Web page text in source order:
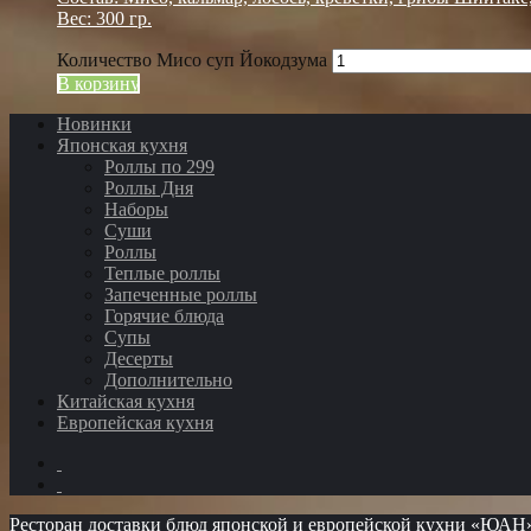
Вес: 300 гр.
Количество Мисо суп Йокодзума
В корзину
Новинки
Японская кухня
Роллы по 299
Роллы Дня
Наборы
Суши
Роллы
Теплые роллы
Запеченные роллы
Горячие блюда
Супы
Десерты
Дополнительно
Китайская кухня
Европейская кухня
Ресторан доставки блюд японской и европейской кухни